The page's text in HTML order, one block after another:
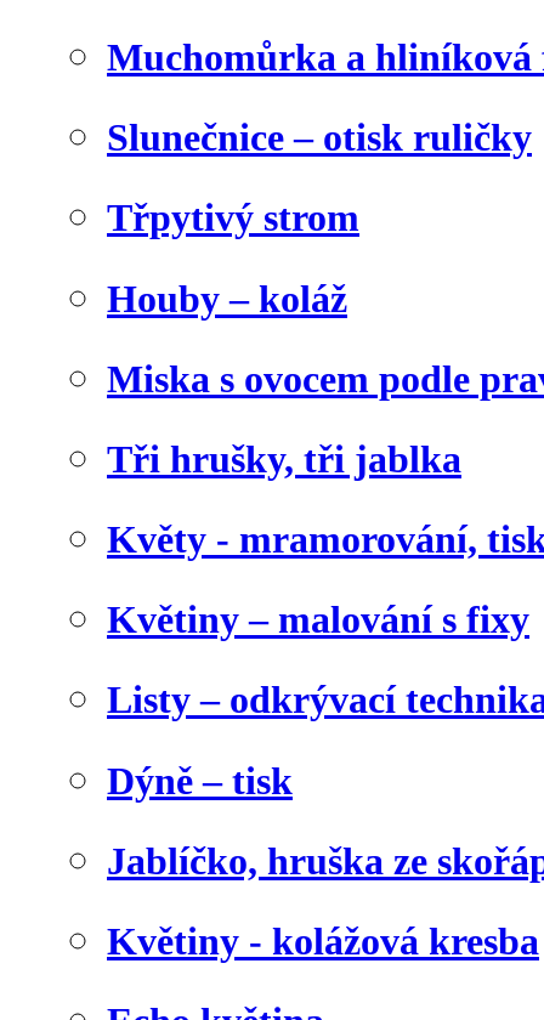
Muchomůrka a hliníková
Slunečnice – otisk ruličky
Třpytivý strom
Houby – koláž
Miska s ovocem podle
Tři hrušky, tři jablka
Květy - mramorování,
Květiny – malování s fixy
Listy – odkrývací
Dýně – tisk
Jablíčko, hruška ze
Květiny - kolážová kresba